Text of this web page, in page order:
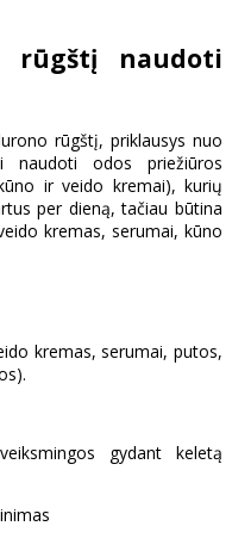
rūgštį naudoti
rūgštį, priklausys nuo
naudoti odos priežiūros
ir veido kremai), kurių
per dieną, tačiau būtina
kremas, serumai, kūno
kremas, serumai, putos,
gydant keletą